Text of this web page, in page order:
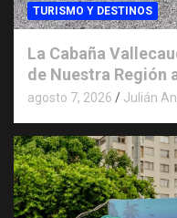
TURISMO Y DESTINOS
La Cabaña
de Nuestra Región
agosto 7, 2026 Julián